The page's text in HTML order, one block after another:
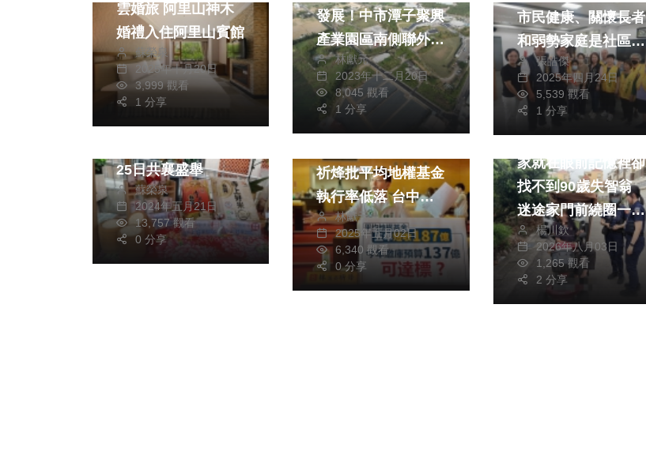
雲婚旅 阿里山神木
婚禮入住阿里山賓館
蘇榮泉
2025年十月20日
3,999 觀看
1 分享
發展！中市潭子聚興
產業園區南側聯外道
路完工
林獻元
2023年十二月20日
8,045 觀看
1 分享
市民健康、關懷長者
和弱勢家庭是社區的
守護神
張皓傑
2025年四月24日
5,539 觀看
1 分享
生活 文教
綜合 美食
25日共襄盛舉
蘇榮泉
2024年五月21日
13,757 觀看
0 分享
祈烽批平均地權基金
執行率低落 台中市
市庫五年短收高達
187億
林獻元
2025年五月02日
6,340 觀看
0 分享
社會
家就在眼前記憶裡卻
找不到90歲失智翁
迷途家門前繞圈一通
電話清水警助返家化
解危機
楊川欽
2026年八月03日
1,265 觀看
2 分享